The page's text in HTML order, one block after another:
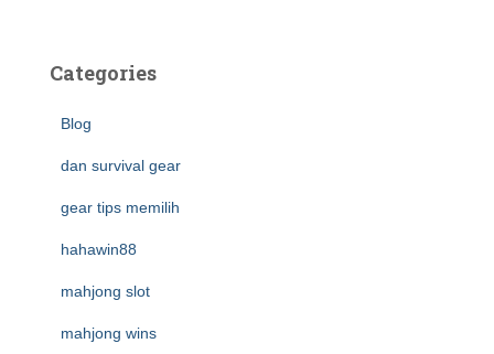
Categories
Blog
dan survival gear
gear tips memilih
hahawin88
mahjong slot
mahjong wins